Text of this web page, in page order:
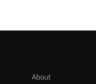
About